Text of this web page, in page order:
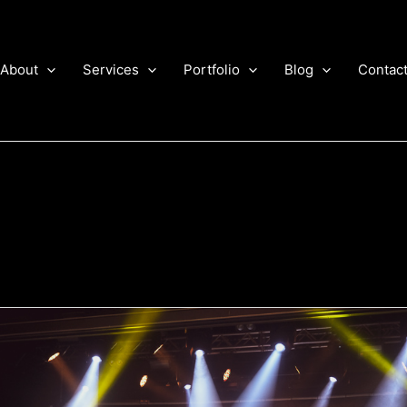
About
Services Portfolio Blog Contact